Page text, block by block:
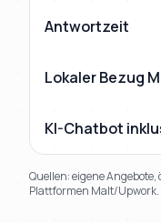
Antwortzeit
Lokaler Bezug
KI-Chatbot
Quellen: eigene
Plattformen Malt/Upwork.